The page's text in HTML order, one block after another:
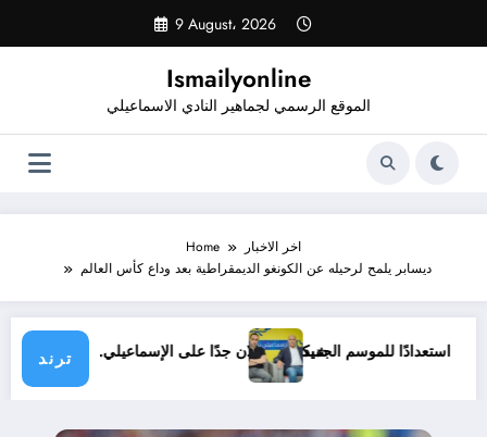
content
9 August، 2026
Ismailyonline
الموقع الرسمي لجماهير النادي الاسماعيلي
Home
اخر الاخبار
ديسابر يلمح لرحيله عن الكونغو الديمقراطية بعد وداع كأس العالم
ترند
شيكابالا: زعلان جدًا على الإسماعيلي..حتى الآن استعدادًا للموسم الجديد